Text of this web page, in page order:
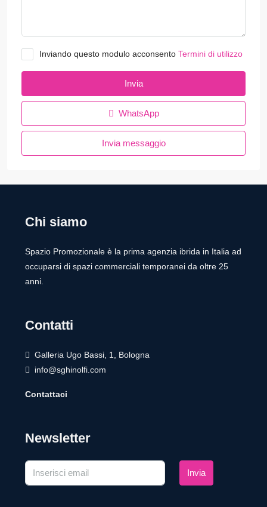
Inviando questo modulo acconsento Termini di utilizzo
Invia
WhatsApp
Invia messaggio
Chi siamo
Spazio Promozionale è la prima agenzia ibrida in Italia ad
occuparsi di spazi commerciali temporanei da oltre 25
anni.
Contatti
Galleria Ugo Bassi, 1, Bologna
info@sghinolfi.com
Contattaci
Newsletter
Invia